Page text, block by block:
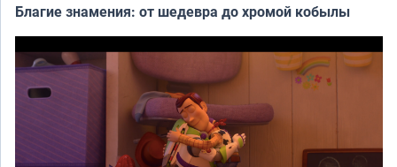
Благие знамения: от шедевра до хромой кобылы